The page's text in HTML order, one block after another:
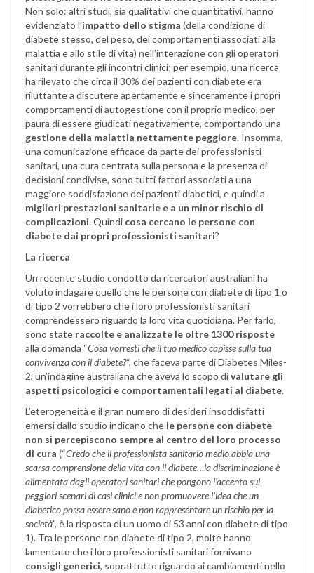
Non solo: altri studi, sia qualitativi che quantitativi, hanno
evidenziato l’impatto dello stigma (della condizione di
diabete stesso, del peso, dei comportamenti associati alla
malattia e allo stile di vita) nell’interazione con gli operatori
sanitari durante gli incontri clinici; per esempio, una ricerca
ha rilevato che circa il 30% dei pazienti con diabete era
riluttante a discutere apertamente e sinceramente i propri
comportamenti di autogestione con il proprio medico, per
paura di essere giudicati negativamente, comportando una
gestione della malattia nettamente peggiore. Insomma,
una comunicazione efficace da parte dei professionisti
sanitari, una cura centrata sulla persona e la presenza di
decisioni condivise, sono tutti fattori associati a una
maggiore soddisfazione dei pazienti diabetici, e quindi a
migliori prestazioni sanitarie e a un minor rischio di
complicazioni. Quindi cosa cercano le persone con
diabete dai propri professionisti sanitari?
La ricerca
Un recente studio condotto da ricercatori australiani ha
voluto indagare quello che le persone con diabete di tipo 1 o
di tipo 2 vorrebbero che i loro professionisti sanitari
comprendessero riguardo la loro vita quotidiana. Per farlo,
sono state raccolte e analizzate le oltre 1300 risposte
alla domanda “Cosa vorresti che il tuo medico capisse sulla tua
convivenza con il diabete?“, che faceva parte di Diabetes Miles-
2, un’indagine australiana che aveva lo scopo divalutare gli
aspetti psicologici e comportamentali legati al diabete.
L’eterogeneità e il gran numero di desideri insoddisfatti
emersi dallo studio indicano che le persone con diabete
non si percepiscono sempre al centro del loro processo
di cura (“Credo che il professionista sanitario medio abbia una
scarsa comprensione della vita con il diabete…la discriminazione è
alimentata dagli operatori sanitari che pongono l’accento sul
peggiori scenari di casi clinici e non promuovere l’idea che un
diabetico possa essere sano e non rappresentare un rischio per la
società”, è la risposta di un uomo di 53 anni con diabete di tipo
1). Tra le persone con diabete di tipo 2, molte hanno
lamentato che i loro professionisti sanitari fornivano
consigli generici, soprattutto riguardo ai cambiamenti nello